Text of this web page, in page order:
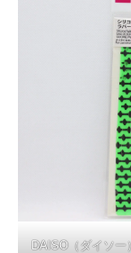
DAISO（ダイソー